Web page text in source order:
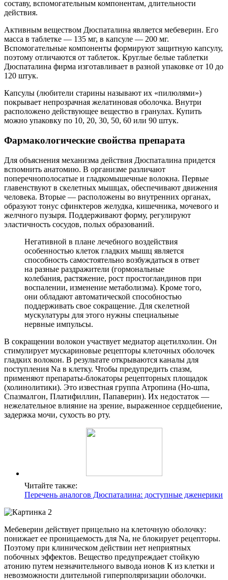
составу, вспомогательным компонентам, длительности
действия.
Активным веществом Дюспаталина является мебеверин. Его
масса в таблетке — 135 мг, в капсуле — 200 мг.
Вспомогательные компоненты формируют защитную капсулу,
поэтому отличаются от таблеток. Круглые белые таблетки
Дюспаталина фирма изготавливает в разной упаковке от 10 до
120 штук.
Капсулы (любители старины называют их «пилюлями»)
покрывает непрозрачная желатиновая оболочка. Внутри
расположено действующее вещество в гранулах. Купить
можно упаковку по 10, 20, 30, 50, 60 или 90 штук.
Фармакологические свойства препарата
Для объяснения механизма действия Дюспаталина придется
вспомнить анатомию. В организме различают
поперечнополосатые и гладкомышечные волокна. Первые
главенствуют в скелетных мышцах, обеспечивают движения
человека. Вторые — расположены во внутренних органах,
образуют тонус сфинктеров желудка, кишечника, мочевого и
желчного пузыря. Поддерживают форму, регулируют
эластичность сосудов, полых образований.
Негативной в плане лечебного воздействия
особенностью клеток гладких мышц является
способность самостоятельно возбуждаться в ответ
на разные раздражители (гормональные
колебания, растяжение, рост простогландинов при
воспалении, изменение метаболизма). Кроме того,
они обладают автоматической способностью
поддерживать свое сокращение. Для скелетной
мускулатуры для этого нужны специальные
нервные импульсы.
В сокращении волокон участвует медиатор ацетилхолин. Он
стимулирует мускариновые рецепторы клеточных оболочек
гладких волокон. В результате открываются каналы для
поступления Na в клетку. Чтобы предупредить спазм,
применяют препараты-блокаторы рецепторных площадок
(холинолитики). Это известная группа Атропина (Но-шпа,
Спазмалгон, Платифиллин, Папаверин). Их недостаток —
нежелательное влияние на зрение, выраженное сердцебиение,
задержка мочи, сухость во рту.
Читайте также:
Перечень аналогов Дюспаталина: доступные дженерики
Мебеверин действует прицельно на клеточную оболочку:
понижает ее проницаемость для Na, не блокирует рецепторы.
Поэтому при клиническом действии нет неприятных
побочных эффектов. Вещество предупреждает стойкую
атонию путем незначительного вывода ионов К из клетки и
невозможности длительной гиперполяризации оболочки.